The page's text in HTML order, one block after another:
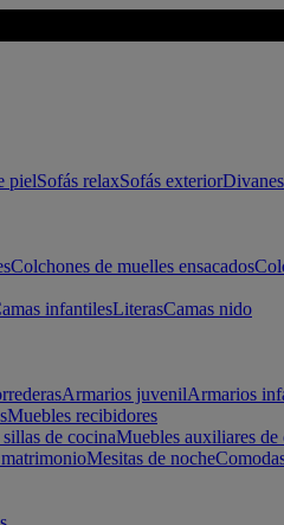
pielSofás relaxSofás exteriorDivanes
Colchones de muelles ensacados
infantilesLiterasCamas nido
Armarios juvenilArmarios
Muebles recibidores
de cocinaMuebles auxiliares de
Mesitas de noche